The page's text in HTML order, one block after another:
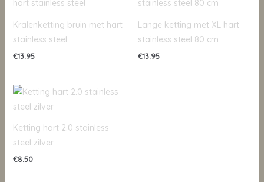
Kralenketting bruin met hart
stainless steel
€13.95
Lange ketting met XL hart
stainless steel 80 cm
€13.95
Ketting hart 2.0 stainless
steel zilver
€8.50